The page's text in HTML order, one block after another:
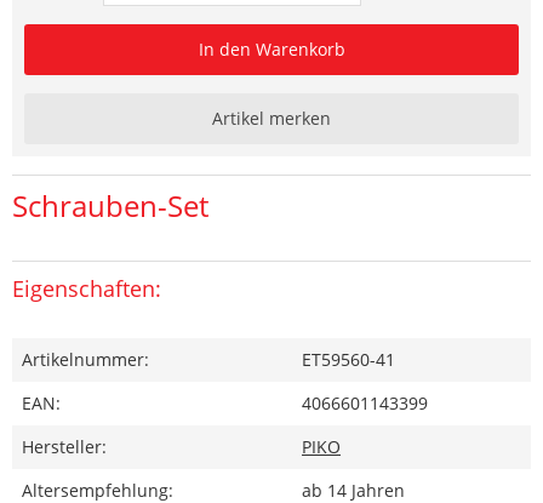
In den Warenkorb
Artikel merken
Schrauben-Set
Eigenschaften:
Artikelnummer:
ET59560-41
EAN:
4066601143399
Hersteller:
PIKO
Altersempfehlung:
ab 14 Jahren